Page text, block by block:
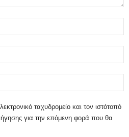
ταχυδρομείο και τον ιστότοπό
για την επόμενη φορά που θα